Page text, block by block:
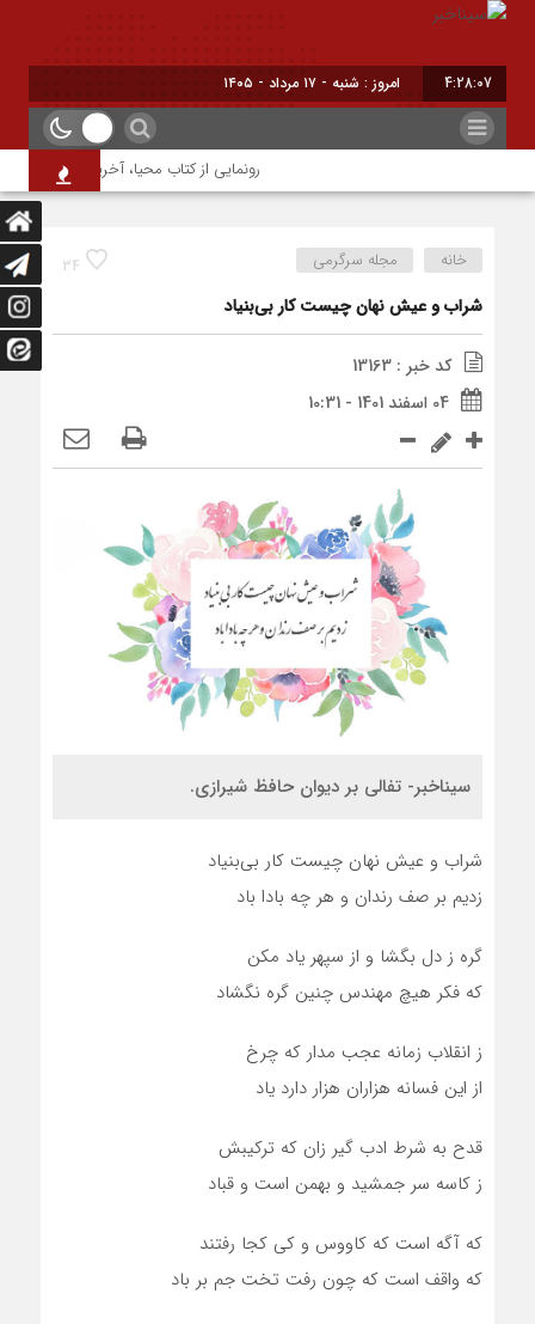
4:28:07 امروز : شنبه - ۱۷ مرداد - ۱۴۰۵
رونمایی از کتاب محیا، آخرین اثر
34 خانه مجله سرگرمی
شراب و عیش نهان چیست کار بی‌بنیاد
کد خبر : 13163
04 اسفند 1401 - 10:31
سیناخبر- تفالی بر دیوان حافظ شیرازی.
شراب و عیش نهان چیست کار بی‌بنیاد
زدیم بر صف رندان و هر چه بادا باد
گره ز دل بگشا و از سپهر یاد مکن
که فکر هیچ مهندس چنین گره نگشاد
ز انقلاب زمانه عجب مدار که چرخ
از این فسانه هزاران هزار دارد یاد
قدح به شرط ادب گیر زان که ترکیبش
ز کاسه سر جمشید و بهمن است و قباد
که آگه است که کاووس و کی کجا رفتند
که واقف است که چون رفت تخت جم بر باد